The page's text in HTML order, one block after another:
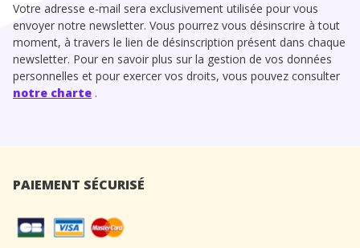
Votre adresse e-mail sera exclusivement utilisée pour vous
envoyer notre newsletter. Vous pourrez vous désinscrire à tout
moment, à travers le lien de désinscription présent dans chaque
newsletter. Pour en savoir plus sur la gestion de vos données
personnelles et pour exercer vos droits, vous pouvez consulter
notre charte .
PAIEMENT SÉCURISÉ